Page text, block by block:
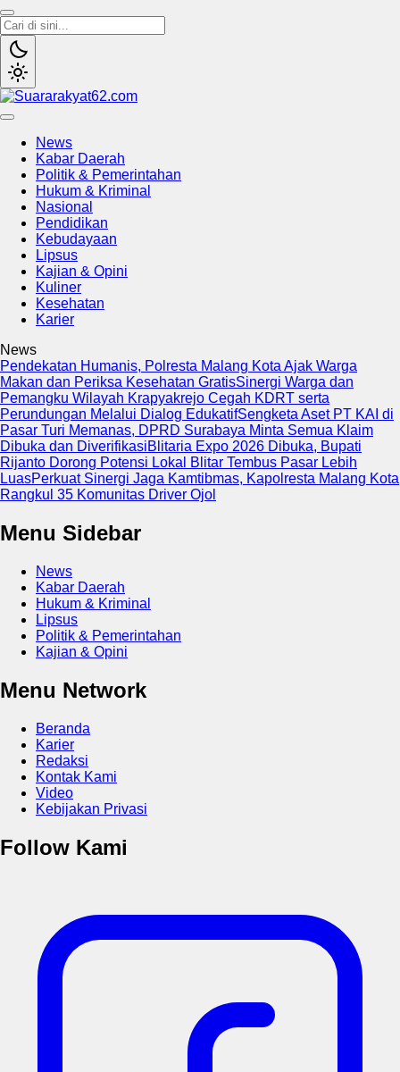
News
Kabar Daerah
Politik & Pemerintahan
Hukum & Kriminal
Nasional
Pendidikan
Kebudayaan
Lipsus
Kajian & Opini
Kuliner
Kesehatan
Karier
News
Pendekatan Humanis, Polresta Malang Kota Ajak Warga
Makan dan Periksa Kesehatan GratisSinergi Warga dan
Pemangku Wilayah Krapyakrejo Cegah KDRT serta
Perundungan Melalui Dialog EdukatifSengketa Aset PT KAI di
Pasar Turi Memanas, DPRD Surabaya Minta Semua Klaim
Dibuka dan DiverifikasiBlitaria Expo 2026 Dibuka, Bupati
Rijanto Dorong Potensi Lokal Blitar Tembus Pasar Lebih
LuasPerkuat Sinergi Jaga Kamtibmas, Kapolresta Malang Kota
Rangkul 35 Komunitas Driver Ojol
Menu Sidebar
News
Kabar Daerah
Hukum & Kriminal
Lipsus
Politik & Pemerintahan
Kajian & Opini
Menu Network
Beranda
Karier
Redaksi
Kontak Kami
Video
Kebijakan Privasi
Follow Kami